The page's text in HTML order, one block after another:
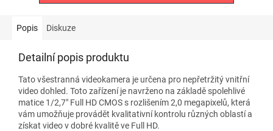
Popis Diskuze
Detailní popis produktu
Tato všestranná videokamera je určena pro nepřetržitý vnitřní
video dohled. Toto zařízení je navrženo na základě spolehlivé
matice 1/2,7" Full HD CMOS s rozlišením 2,0 megapixelů, která
vám umožňuje provádět kvalitativní kontrolu různých oblastí a
získat video v dobré kvalitě ve Full HD.